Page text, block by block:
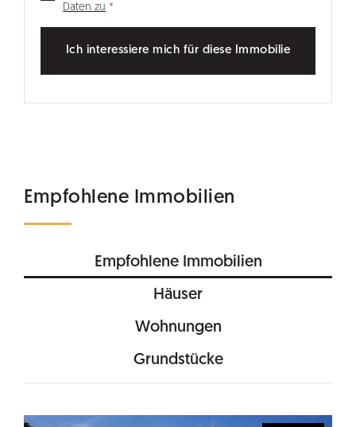
Daten zu
Ich interessiere mich für diese Immobilie
Empfohlene Immobilien
Empfohlene Immobilien
Häuser
Wohnungen
Grundstücke